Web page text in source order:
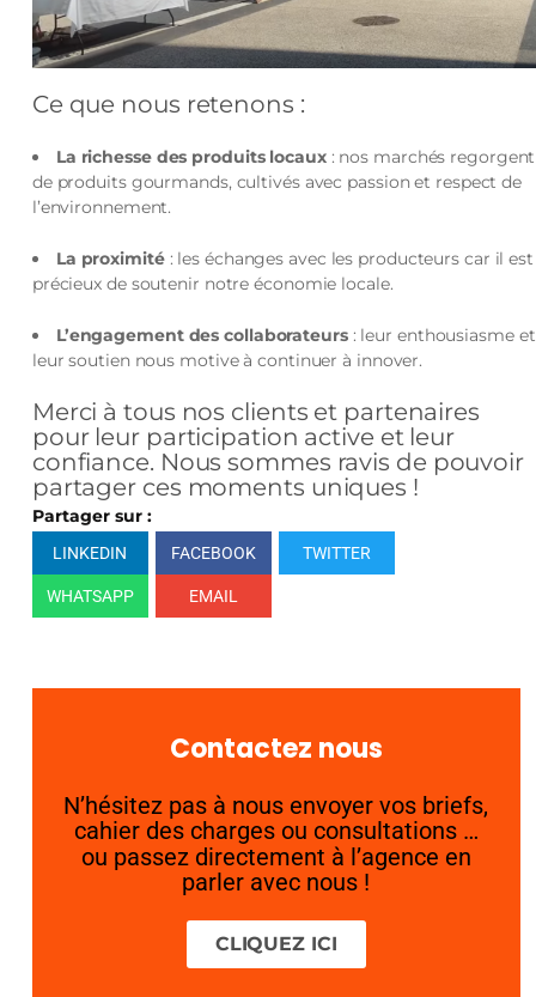
Ce que nous retenons :
La richesse des produits locaux: nos marchés regorgent
de produits gourmands, cultivés avec passion et respect de
l’environnement.
La proximité: les échanges avec les producteurs car il est
précieux de soutenir notre économie locale.
L’engagement des collaborateurs: leur enthousiasme et
leur soutien nous motive à continuer à innover.
‌Merci à tous nos clients et partenaires
pour leur participation active et leur
confiance. Nous sommes ravis de pouvoir
partager ces moments uniques !
Partager sur :
LINKEDIN FACEBOOK TWITTER
WHATSAPP EMAIL
Contactez nous
N’hésitez pas à nous envoyer vos briefs,
cahier des charges ou consultations …
ou passez directement à l’agence en
parler avec nous !
CLIQUEZ ICI